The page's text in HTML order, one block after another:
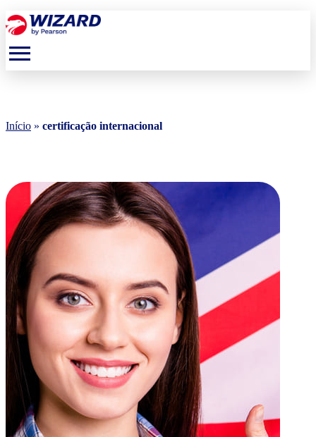
menu
Início » certificação internacional